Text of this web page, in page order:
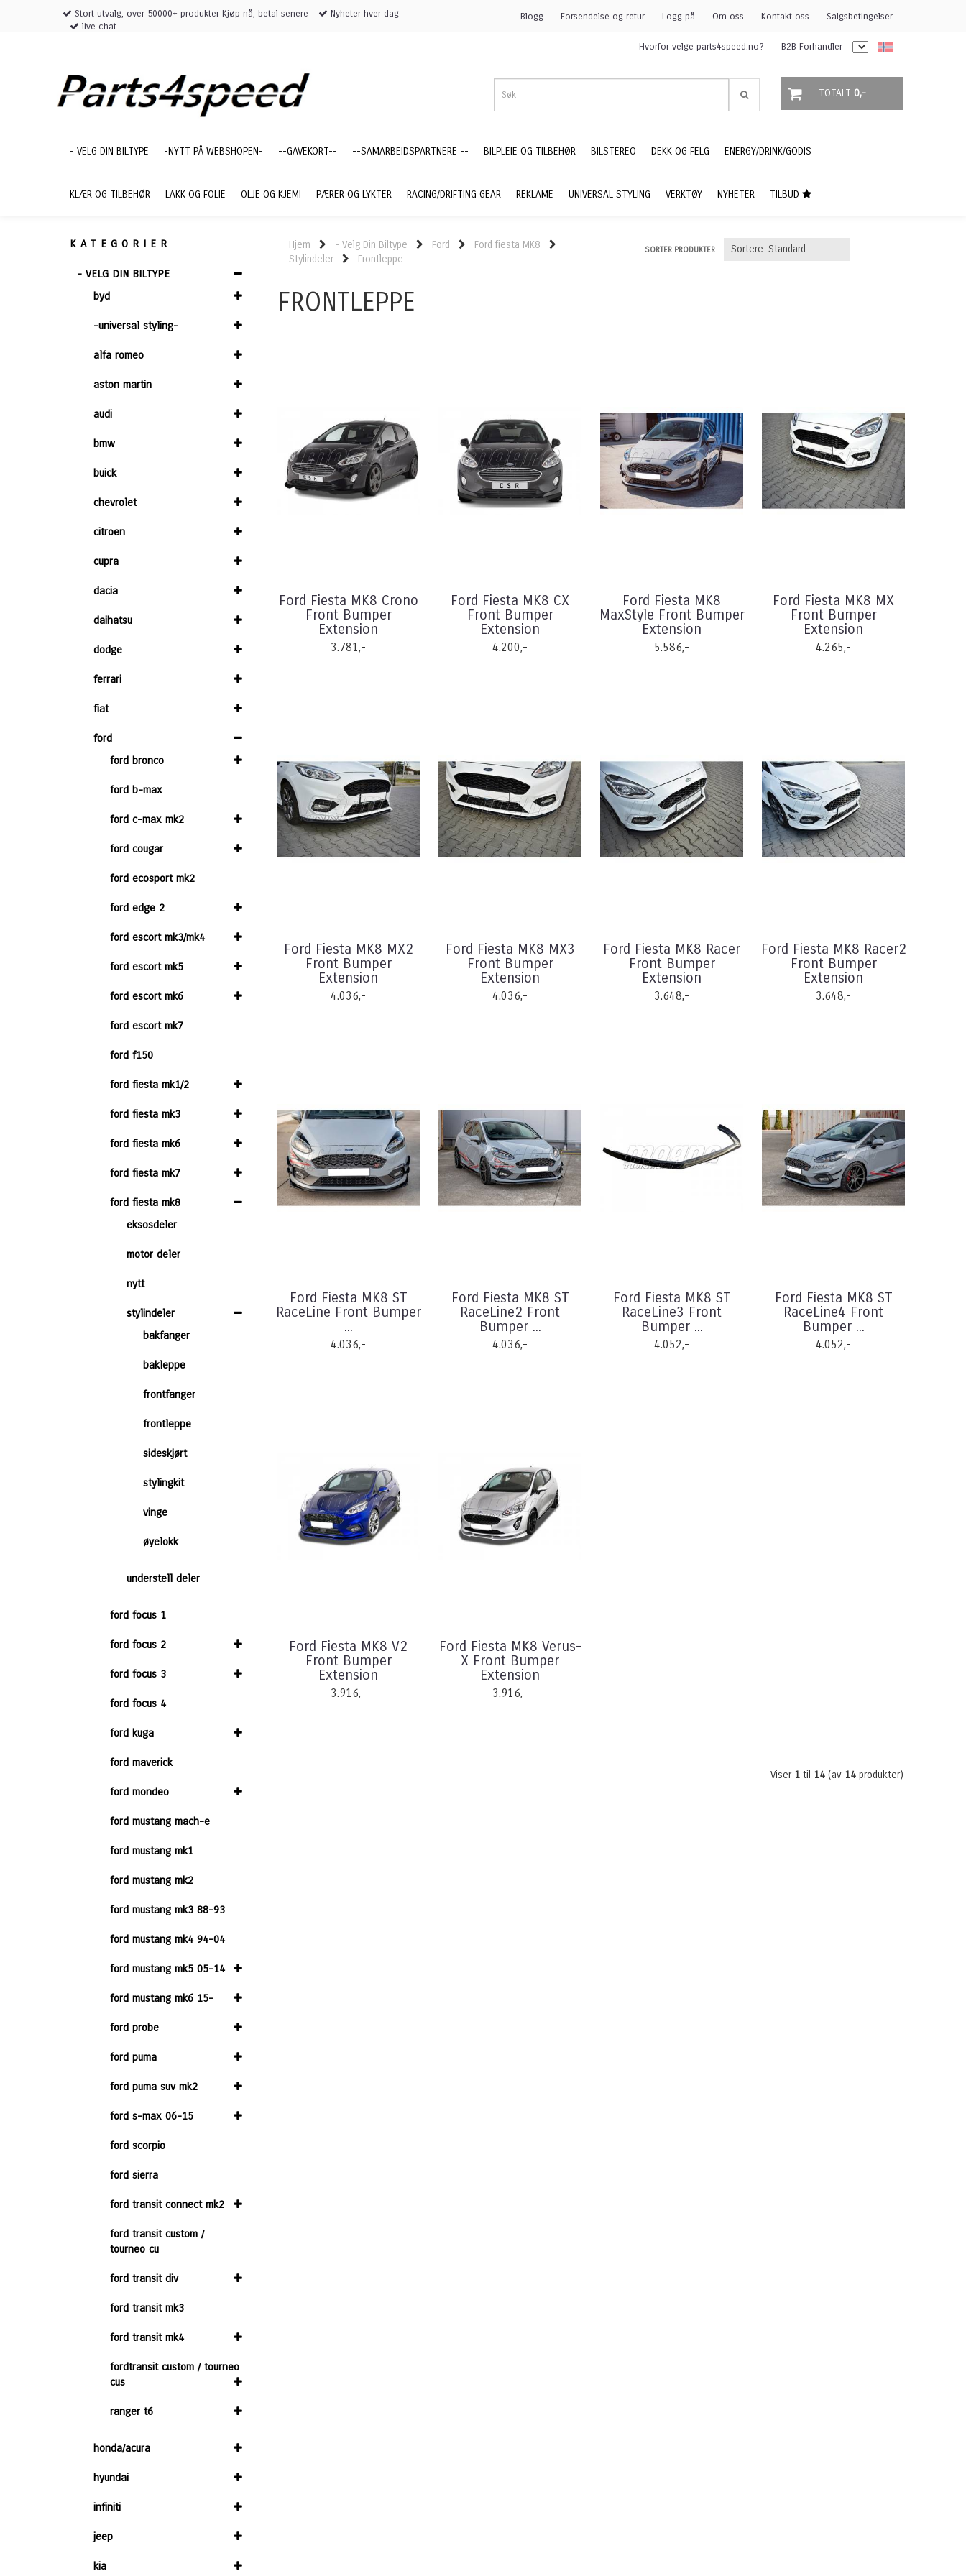
Stort utvalg, over 50000+ produkter Kjøp nå, betal senere
Nyheter hver dag
live chat
Blogg Forsendelse og retur Logg på Om oss Kontakt oss Salgsbetingelser
Hvorfor velge parts4speed.no? B2B Forhandler
TOTALT 0,-
- VELG DIN BILTYPE -NYTT PÅ WEBSHOPEN- --GAVEKORT-- --SAMARBEIDSPARTNERE -- BILPLEIE OG TILBEHØR BILSTEREO DEKK OG FELG ENERGY/DRINK/GODIS
KLÆR OG TILBEHØR LAKK OG FOLIE OLJE OG KJEMI PÆRER OG LYKTER RACING/DRIFTING GEAR REKLAME UNIVERSAL STYLING VERKTØY NYHETER TILBUD
KATEGORIER
- VELG DIN BILTYPE
byd
-universal styling-
alfa romeo
aston martin
audi
bmw
buick
chevrolet
citroen
cupra
dacia
daihatsu
dodge
ferrari
fiat
ford
ford bronco
ford b-max
ford c-max mk2
ford cougar
ford ecosport mk2
ford edge 2
ford escort mk3/mk4
ford escort mk5
ford escort mk6
ford escort mk7
ford f150
ford fiesta mk1/2
ford fiesta mk3
ford fiesta mk6
ford fiesta mk7
ford fiesta mk8
eksosdeler
motor deler
nytt
stylindeler
bakfanger
bakleppe
frontfanger
frontleppe
sideskjørt
stylingkit
vinge
øyelokk
understell deler
ford focus 1
ford focus 2
ford focus 3
ford focus 4
ford kuga
ford maverick
ford mondeo
ford mustang mach-e
ford mustang mk1
ford mustang mk2
ford mustang mk3 88-93
ford mustang mk4 94-04
ford mustang mk5 05-14
ford mustang mk6 15-
ford probe
ford puma
ford puma suv mk2
ford s-max 06-15
ford scorpio
ford sierra
ford transit connect mk2
ford transit custom /
tourneo cu
ford transit div
ford transit mk3
ford transit mk4
fordtransit custom / tourneo
cus
ranger t6
honda/acura
hyundai
infiniti
jeep
kia
Hjem - Velg Din Biltype Ford
Ford fiesta MK8
Stylindeler
Frontleppe
SORTER PRODUKTER
FRONTLEPPE
Ford Fiesta MK8 Crono
Front Bumper
Extension
3.781,-
Ford Fiesta MK8 CX
Front Bumper
Extension
4.200,-
Ford Fiesta MK8
MaxStyle Front Bumper
Extension
5.586,-
Ford Fiesta MK8 MX
Front Bumper
Extension
4.265,-
Ford Fiesta MK8 MX2
Front Bumper
Extension
4.036,-
Ford Fiesta MK8 MX3
Front Bumper
Extension
4.036,-
Ford Fiesta MK8 Racer
Front Bumper
Extension
3.648,-
Ford Fiesta MK8 Racer2
Front Bumper
Extension
3.648,-
Ford Fiesta MK8 ST
RaceLine Front Bumper
...
4.036,-
Ford Fiesta MK8 ST
RaceLine2 Front
Bumper ...
4.036,-
Ford Fiesta MK8 ST
RaceLine3 Front
Bumper ...
4.052,-
Ford Fiesta MK8 ST
RaceLine4 Front
Bumper ...
4.052,-
Ford Fiesta MK8 V2
Front Bumper
Extension
3.916,-
Ford Fiesta MK8 Verus-
X Front Bumper
Extension
3.916,-
Viser 1 til 14 (av 14 produkter)